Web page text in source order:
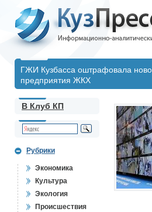
ГЖИ Кузбасса оштрафовала
предприятия ЖКХ
В Клуб КП
Рубрики
Экономика
Культура
Экология
Происшествия